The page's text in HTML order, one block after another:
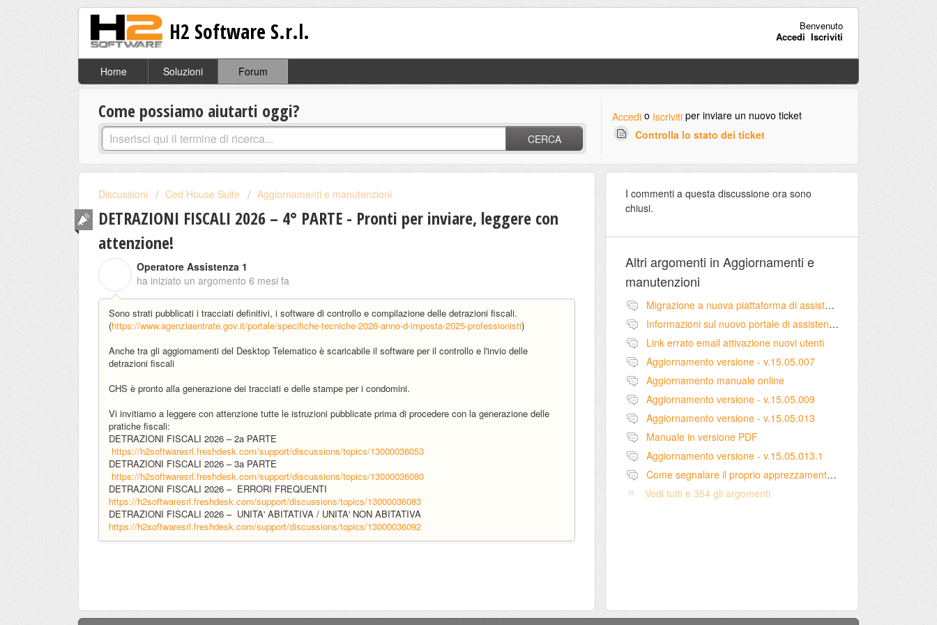
H2 Software S.r.l.
Benvenuto
Accedi Iscriviti
Home Soluzioni Forum
Come possiamo aiutarti oggi?
CERCA
Accedio Iscrivitiper inviare un nuovo ticket
Controlla lo stato dei ticket
Discussioni Ced House Suite Aggiornamenti e manutenzioni
DETRAZIONI FISCALI 2026 – 4° PARTE - Pronti per inviare, leggere con
attenzione!
Operatore Assistenza 1
ha iniziato un argomento 6 mesi fa
Sono strati pubblicati i tracciati definitivi, i software di controllo e compilazione delle detrazioni fiscali.
(https://www.agenziaentrate.gov.it/portale/specifiche-tecniche-2026-anno-d-imposta-2025-professionisti)
Anche tra gli aggiornamenti del Desktop Telematico è scaricabile il software per il controllo e l'invio delle
detrazioni fiscali
CHS è pronto alla generazione dei tracciati e delle stampe per i condomini.
Vi invitiamo a leggere con attenzione tutte le istruzioni pubblicate prima di procedere con la generazione delle
pratiche fiscali:
DETRAZIONI FISCALI 2026 – 2a PARTE
https://h2softwaresrl.freshdesk.com/support/discussions/topics/13000036053
DETRAZIONI FISCALI 2026 – 3a PARTE
https://h2softwaresrl.freshdesk.com/support/discussions/topics/13000036080
DETRAZIONI FISCALI 2026 – ERRORI FREQUENTI
https://h2softwaresrl.freshdesk.com/support/discussions/topics/13000036083
DETRAZIONI FISCALI 2026 – UNITA' ABITATIVA / UNITA' NON ABITATIVA
https://h2softwaresrl.freshdesk.com/support/discussions/topics/13000036092
I commenti a questa discussione ora sono
chiusi.
Altri argomenti in Aggiornamenti e
manutenzioni
Migrazione a nuova piattaforma di assistenza
Informazioni sul nuovo portale di assistenza
Link errato email attivazione nuovi utenti
Aggiornamento versione - v.15.05.007
Aggiornamento manuale online
Aggiornamento versione - v.15.05.009
Aggiornamento versione - v.15.05.013
Manuale in versione PDF
Aggiornamento versione - v.15.05.013.1
Come segnalare il proprio apprezzamento per una proposta di implementazione
Vedi tutti e 354 gli argomenti